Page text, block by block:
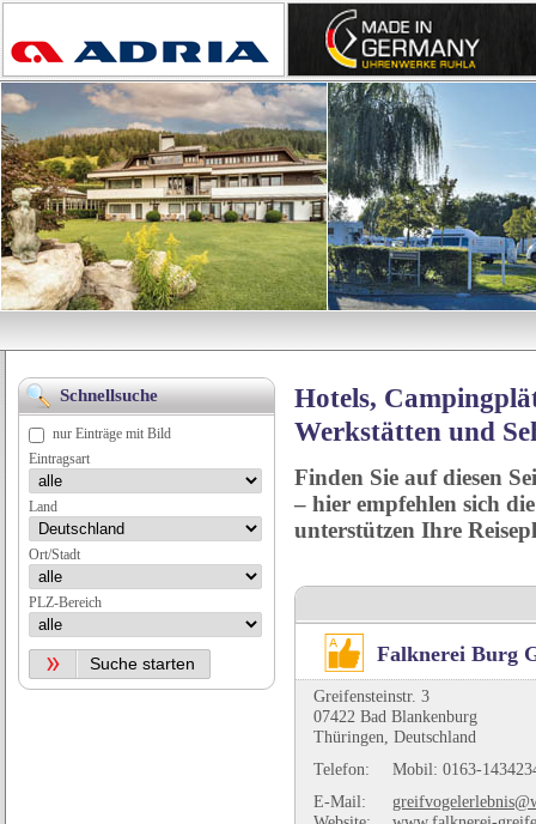
Hotels,
Werkstätten und
Finden Sie auf diesen
– hier empfehlen sich
unterstützen Ihre
Falknerei Burg
Greifensteinstr. 3
07422 Bad Blankenburg
Thüringen, Deutschland
Telefon:
Mobil: 0163-
E-Mail:
Schnellsuche
nur Einträge mit Bild
Eintragsart
Land
Ort/Stadt
PLZ-Bereich